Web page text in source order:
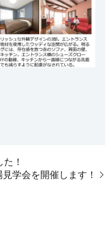
！
学会を開催します！